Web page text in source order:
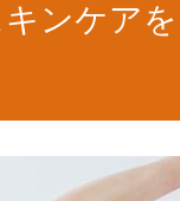
キンケア